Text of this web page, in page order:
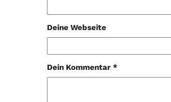
Deine Webseite
Dein Kommentar *